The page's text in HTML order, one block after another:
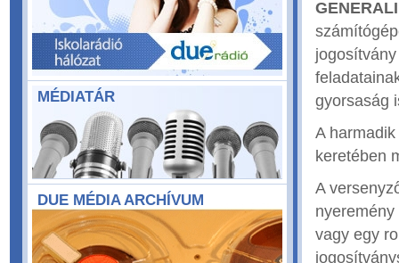
MÉDIATÁR
DUE MÉDIA ARCHÍVUM
gyorsaság
A
keretében
A
vagy egy